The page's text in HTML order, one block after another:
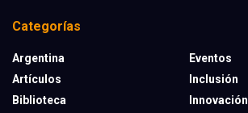
Categorías
Argentina
Artículos
Biblioteca
Eventos
Inclusión
Innovación